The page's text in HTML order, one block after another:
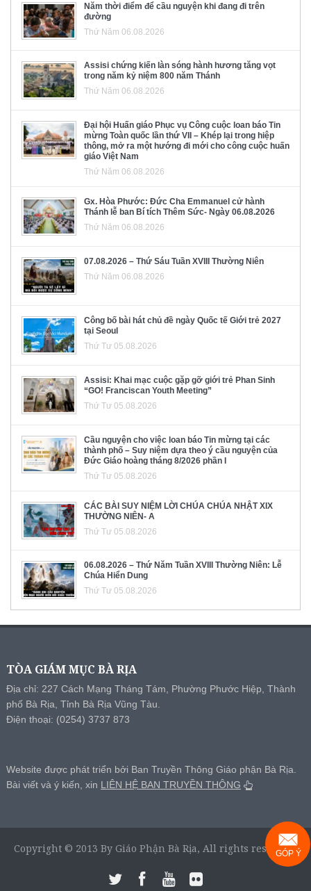
Năm thời điểm để cầu nguyện khi đang đi trên
đường
Thứ Năm 06.08.2026
Assisi chứng kiến làn sóng hành hương tăng vọt
trong năm kỷ niệm 800 năm Thánh
Thứ Năm 06.08.2026
Đại hội Huấn giáo Phục vụ Công cuộc loan báo Tin
mừng Toàn quốc lần thứ VII – Khép lại trong hiệp
thông, mở ra một hướng đi mới cho công cuộc huấn
giáo Việt Nam
Thứ Năm 06.08.2026
Gx. Hòa Phước: Đức Cha Emmanuel cử hành
Thánh lễ ban Bí tích Thêm Sức- Ngày 06.08.2026
Thứ Năm 06.08.2026
07.08.2026 – Thứ Sáu Tuần XVIII Thường Niên
Thứ Năm 06.08.2026
Công bố bài hát chủ đề ngày Quốc tế Giới trẻ 2027
tại Seoul
Thứ Tư 05.08.2026
Assisi: Khai mạc cuộc gặp gỡ giới trẻ Phan Sinh
“GO! Franciscan Youth Meeting”
Thứ Tư 05.08.2026
Cầu nguyện cho việc loan báo Tin mừng tại các
thành phố – Suy niệm dựa theo ý cầu nguyện của
Đức Giáo hoàng tháng 8/2026 phần I
Thứ Tư 05.08.2026
CÁC BÀI SUY NIỆM LỜI CHÚA CHÚA NHẬT XIX
THƯỜNG NIÊN- A
Thứ Tư 05.08.2026
06.08.2026 – Thứ Năm Tuần XVIII Thường Niên: Lễ
Chúa Hiển Dung
Thứ Tư 05.08.2026
TÒA GIÁM MỤC BÀ RỊA
Địa chỉ: 227 Cách Mạng Tháng Tám, Phường Phước Hiệp, Thành
phố Bà Rịa, Tỉnh Bà Rịa Vũng Tàu.
Điện thoại: (0254) 3737 873
Website được phát triển bởi Ban Truyền Thông Giáo phận Bà Rịa.
Bài viết và ý kiến, xin LIÊN HỆ BAN TRUYỀN THÔNG
Copyright © 2013 By Giáo Phận Bà Rịa, All rights reserved.
GÓP Ý